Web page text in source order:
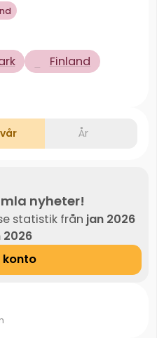
Finland
År
nyheter!
statistik från jan 2026
2026
konto